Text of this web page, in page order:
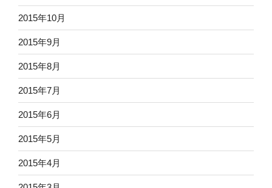
2015年10月
2015年9月
2015年8月
2015年7月
2015年6月
2015年5月
2015年4月